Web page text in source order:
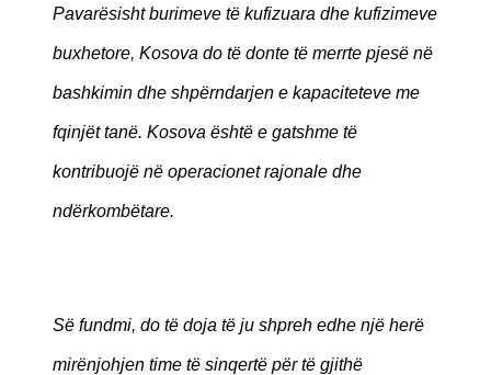
Pavarësisht burimeve të kufizuara dhe kufizimeve
buxhetore, Kosova do të donte të merrte pjesë në
bashkimin dhe shpërndarjen e kapaciteteve me
fqinjët tanë. Kosova është e gatshme të
kontribuojë në operacionet rajonale dhe
ndërkombëtare.
Së fundmi, do të doja të ju shpreh edhe një herë
mirënjohjen time të sinqertë për të gjithë